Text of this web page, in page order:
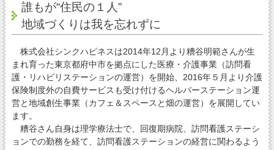
誰もが“住民の１人”
地域づくりは我を忘れずに
株式会社シンクハピネスは2014年12月より糟谷明範さんが生
まれ育った東京都府中市を拠点にした医療・介護事業（訪問看
護・リハビリステーションの運営）を開始、2016年５月より介護
保険制度外の自費サービスも受け付けるヘルパーステーション運
営と地域創生事業（カフェ＆スペースと畑の運営）を展開してい
ます。
糟谷さん自身は理学療法士で、回復期病院、訪問看護ステーシ
ョンでの勤務を経て、訪問看護ステーションの経営に関わるよう